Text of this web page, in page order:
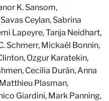
K. Sansom,
Ceylan, Sabrina
Lapeyre, Tanja Neidhart,
Schmerr, Mickaël Bonnin,
Ozgur Karatekin,
Cecilia Durán, Anna
Plasman,
Giardini, Mark Panning,